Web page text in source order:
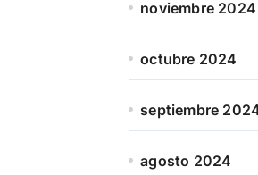
noviembre 2024
octubre 2024
septiembre
agosto 2024